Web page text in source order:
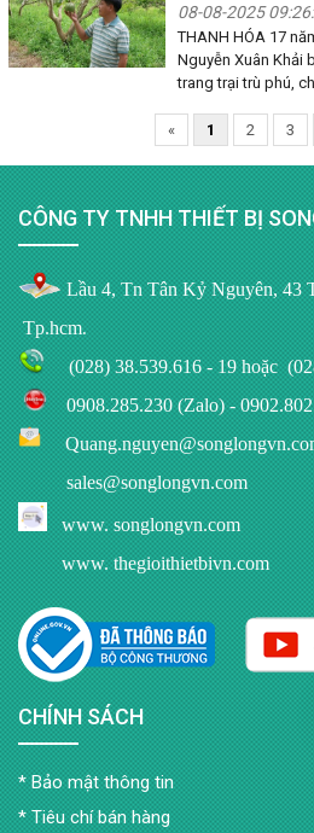
08-08-2025
THANH HÓA 17
Nguyễn Xuân Khải
trang trại trù phú,
« 1 2 3
CÔNG TY TNHH THIẾT BỊ
Lầu 4, Tn Tân Kỷ Nguyên, 43
Tp.hcm.
(028) 38.539.616 - 19hoặc
0908.285.230 (Zalo)-
sales@songlongvn.com
www.songlongvn.com
www. thegioithietbivn.com
CHÍNH SÁCH
Bảo mật thông tin
Tiêu chí bán hàng